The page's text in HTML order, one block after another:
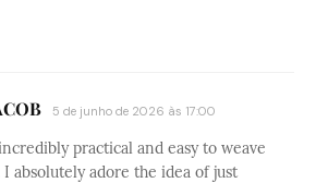
5 de junho de 2026 às 17:00
practical and easy to weave
absolutely adore the idea of just